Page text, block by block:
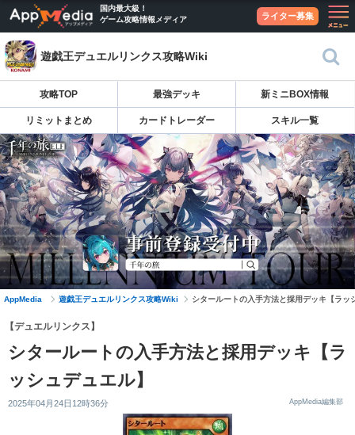
国内最大級！
ゲーム攻略情報メディア
ライター募集
遊戯王デュエルリンクス攻略Wiki
攻略TOP 最強デッキ 新ミニBOX情報
リミットまとめ カードトレーダー スキル一覧
AppMedia 遊戯王デュエルリンクス攻略Wiki シタールートの入手方法と採用デッキ【ラッ
【デュエルリンクス】
シタールートの入手方法と採用デッキ【ラ
ッシュデュエル】
2025年04月24日12時36分 AppMedia編集部